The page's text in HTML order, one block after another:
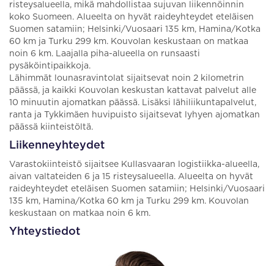
risteysalueella, mikä mahdollistaa sujuvan liikennöinnin
koko Suomeen. Alueelta on hyvät raideyhteydet eteläisen
Suomen satamiin; Helsinki/Vuosaari 135 km, Hamina/Kotka
60 km ja Turku 299 km. Kouvolan keskustaan on matkaa
noin 6 km. Laajalla piha-alueella on runsaasti
pysäköintipaikkoja.
Lähimmät lounasravintolat sijaitsevat noin 2 kilometrin
päässä, ja kaikki Kouvolan keskustan kattavat palvelut alle
10 minuutin ajomatkan päässä. Lisäksi lähiliikuntapalvelut,
ranta ja Tykkimäen huvipuisto sijaitsevat lyhyen ajomatkan
päässä kiinteistöltä.
Liikenneyhteydet
Varastokiinteistö sijaitsee Kullasvaaran logistiikka-alueella,
aivan valtateiden 6 ja 15 risteysalueella. Alueelta on hyvät
raideyhteydet eteläisen Suomen satamiin; Helsinki/Vuosaari
135 km, Hamina/Kotka 60 km ja Turku 299 km. Kouvolan
keskustaan on matkaa noin 6 km.
Yhteystiedot